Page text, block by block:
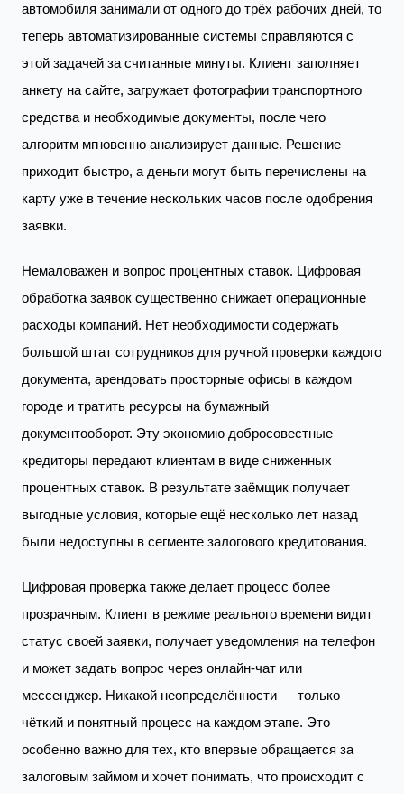
автомобиля занимали от одного до трёх рабочих дней, то
теперь автоматизированные системы справляются с
этой задачей за считанные минуты. Клиент заполняет
анкету на сайте, загружает фотографии транспортного
средства и необходимые документы, после чего
алгоритм мгновенно анализирует данные. Решение
приходит быстро, а деньги могут быть перечислены на
карту уже в течение нескольких часов после одобрения
заявки.
Немаловажен и вопрос процентных ставок. Цифровая
обработка заявок существенно снижает операционные
расходы компаний. Нет необходимости содержать
большой штат сотрудников для ручной проверки каждого
документа, арендовать просторные офисы в каждом
городе и тратить ресурсы на бумажный
документооборот. Эту экономию добросовестные
кредиторы передают клиентам в виде сниженных
процентных ставок. В результате заёмщик получает
выгодные условия, которые ещё несколько лет назад
были недоступны в сегменте залогового кредитования.
Цифровая проверка также делает процесс более
прозрачным. Клиент в режиме реального времени видит
статус своей заявки, получает уведомления на телефон
и может задать вопрос через онлайн-чат или
мессенджер. Никакой неопределённости — только
чёткий и понятный процесс на каждом этапе. Это
особенно важно для тех, кто впервые обращается за
залоговым займом и хочет понимать, что происходит с